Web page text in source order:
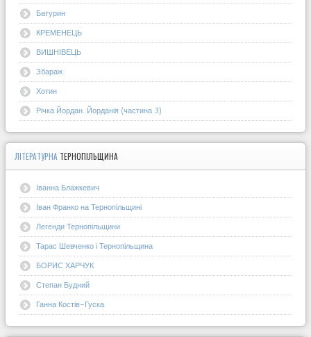
Батурин
КРЕМЕНЕЦЬ
ВИШНІВЕЦЬ
Збараж
Хотин
Річка Йордан. Йорданія (частина 3)
ЛІТЕРАТУРНА ТЕРНОПІЛЬЩИНА
Іванна Блажкевич
Іван Франко на Тернопільщині
Легенди Тернопільщини
Тарас Шевченко і Тернопільщина
БОРИС ХАРЧУК
Степан Будний
Ганна Костів-Гуска